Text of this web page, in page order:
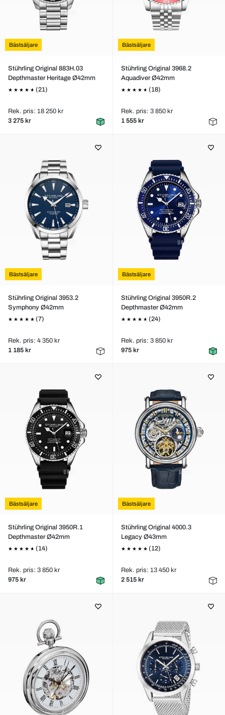
Bästsäljare
Stührling Original 883H.03
Depthmaster Heritage Ø42mm
(21)
Rek. pris: 18 250 kr
3 275 kr
Bästsäljare
Stührling Original 3968.2
Aquadiver Ø42mm
(18)
Rek. pris: 3 850 kr
1 555 kr
Bästsäljare
Stührling Original 3953.2
Symphony Ø42mm
(7)
Rek. pris: 4 350 kr
1 185 kr
Bästsäljare
Stührling Original 3950R.2
Depthmaster Ø42mm
(24)
Rek. pris: 3 850 kr
975 kr
Bästsäljare
Stührling Original 3950R.1
Depthmaster Ø42mm
(14)
Rek. pris: 3 850 kr
975 kr
Bästsäljare
Stührling Original 4000.3
Legacy Ø43mm
(12)
Rek. pris: 13 450 kr
2 515 kr